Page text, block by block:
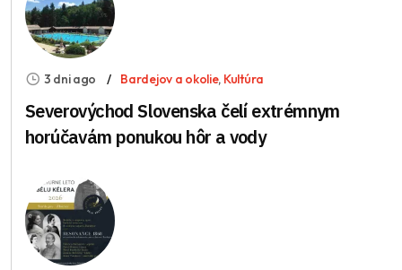
3 dni ago Bardejov a okolie, Kultúra
Severovýchod Slovenska čelí extrémnym
horúčavám ponukou hôr a vody